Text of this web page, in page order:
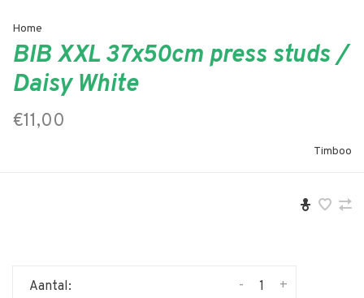
Home
BIB XXL 37x50cm press studs /
Daisy White
€11,00
Timboo
Aantal: +
-